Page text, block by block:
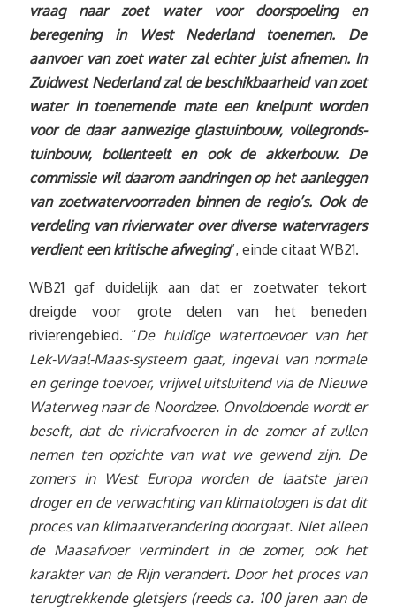
vraag naar zoet water voor doorspoeling en
beregening in West Nederland toenemen. De
aanvoer van zoet water zal echter juist afnemen. In
Zuidwest Nederland zal de beschikbaarheid van zoet
water in toenemende mate een knelpunt worden
voor de daar aanwezige glastuinbouw, vollegronds-
tuinbouw, bollenteelt en ook de akkerbouw. De
commissie wil daarom aandringen op het aanleggen
van zoetwatervoorraden binnen de regio’s. Ook de
verdeling van rivierwater over diverse watervragers
verdient een kritische afweging”, einde citaat WB21.
WB21 gaf duidelijk aan dat er zoetwater tekort
dreigde voor grote delen van het beneden
rivierengebied. “De huidige watertoevoer van het
Lek-Waal-Maas-systeem gaat, ingeval van normale
en geringe toevoer, vrijwel uitsluitend via de Nieuwe
Waterweg naar de Noordzee. Onvoldoende wordt er
beseft, dat de rivierafvoeren in de zomer af zullen
nemen ten opzichte van wat we gewend zijn. De
zomers in West Europa worden de laatste jaren
droger en de verwachting van klimatologen is dat dit
proces van klimaatverandering doorgaat. Niet alleen
de Maasafvoer vermindert in de zomer, ook het
karakter van de Rijn verandert. Door het proces van
terugtrekkende gletsjers (reeds ca. 100 jaren aan de